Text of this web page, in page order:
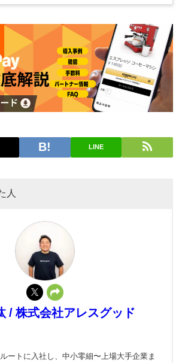
LINE
人
/ 株式会社アレスグッド
ートに入社し、中小零細〜上場大手企業ま